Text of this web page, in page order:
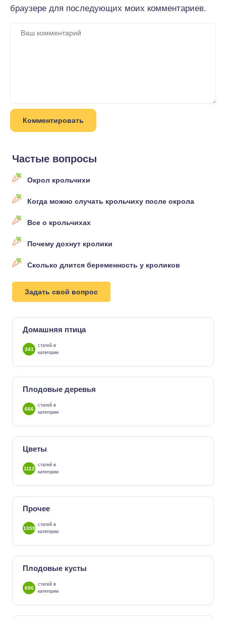
браузере для последующих моих комментариев.
Частые вопросы
Окрол крольчихи
Когда можно случать крольчиху после окрола
Все о крольчихах
Почему дохнут кролики
Сколько длится беременность у кроликов
Задать свой вопрос
Домашняя птица
341
статей в
категории
Плодовые деревья
666
статей в
категории
Цветы
1112
статей в
категории
Прочее
1059
статей в
категории
Плодовые кусты
696
статей в
категории